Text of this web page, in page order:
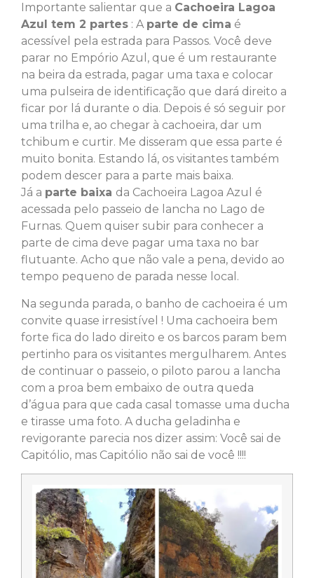
Importante salientar que a Cachoeira Lagoa
Azul tem 2 partes : A parte de cima é
acessível pela estrada para Passos. Você deve
parar no Empório Azul, que é um restaurante
na beira da estrada, pagar uma taxa e colocar
uma pulseira de identificação que dará direito a
ficar por lá durante o dia. Depois é só seguir por
uma trilha e, ao chegar à cachoeira, dar um
tchibum e curtir. Me disseram que essa parte é
muito bonita. Estando lá, os visitantes também
podem descer para a parte mais baixa.
Já a parte baixa da Cachoeira Lagoa Azul é
acessada pelo passeio de lancha no Lago de
Furnas. Quem quiser subir para conhecer a
parte de cima deve pagar uma taxa no bar
flutuante. Acho que não vale a pena, devido ao
tempo pequeno de parada nesse local.
Na segunda parada, o banho de cachoeira é um
convite quase irresistível ! Uma cachoeira bem
forte fica do lado direito e os barcos param bem
pertinho para os visitantes mergulharem. Antes
de continuar o passeio, o piloto parou a lancha
com a proa bem embaixo de outra queda
d’água para que cada casal tomasse uma ducha
e tirasse uma foto. A ducha geladinha e
revigorante parecia nos dizer assim: Você sai de
Capitólio, mas Capitólio não sai de você !!!!